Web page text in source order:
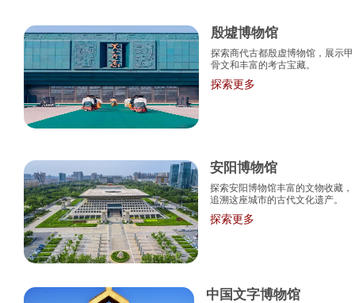
殷墟博物馆
探索商代古都殷虚博物馆，展示甲
骨文和丰富的考古宝藏。
探索更多
安阳博物馆
探索安阳博物馆丰富的文物收藏，
追溯这座城市的古代文化遗产。
探索更多
中国文字博物馆